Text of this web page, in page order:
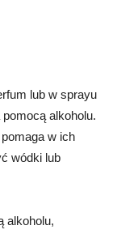
lub w sprayu
alkoholu.
w ich
wódki lub
alkoholu,